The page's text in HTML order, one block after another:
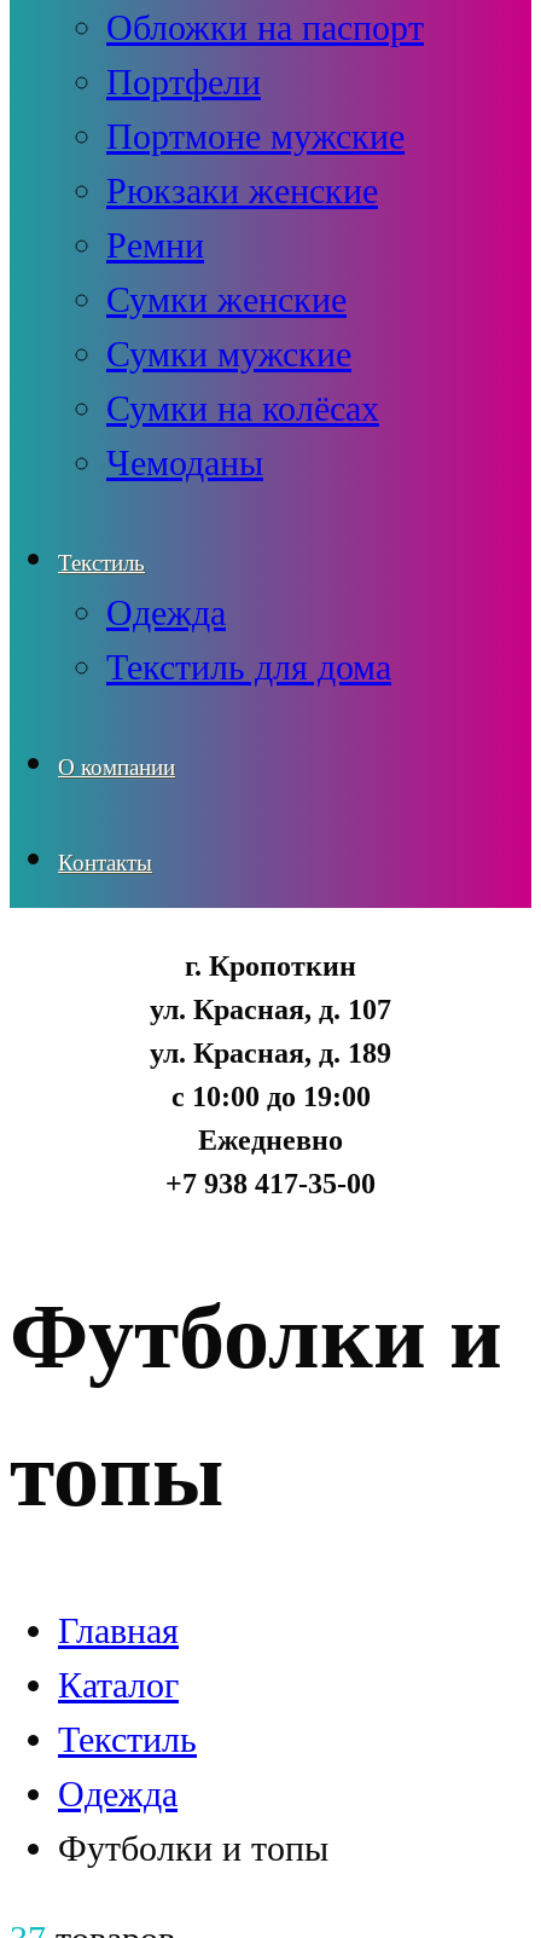
Обложки на паспорт
Портфели
Портмоне мужские
Рюкзаки женские
Ремни
Сумки женские
Сумки мужские
Сумки на колёсах
Чемоданы
Текстиль
Одежда
Текстиль для дома
О компании
Контакты
г. Кропоткин
ул. Красная, д. 107
ул. Красная, д. 189
с 10:00 до 19:00
Ежедневно
+7 938 417-35-00
Футболки и
топы
Главная
Каталог
Текстиль
Одежда
Футболки и топы